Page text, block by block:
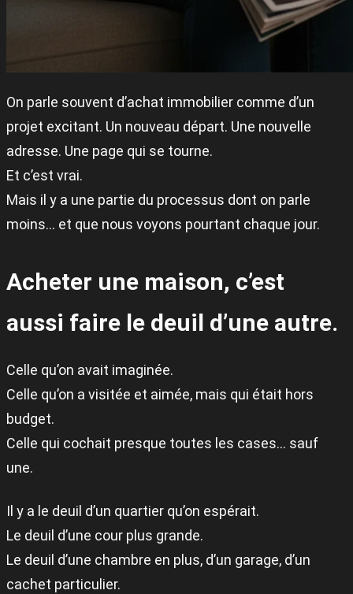
On parle souvent d’achat immobilier comme d’un
projet excitant. Un nouveau départ. Une nouvelle
adresse. Une page qui se tourne.
Et c’est vrai.
Mais il y a une partie du processus dont on parle
moins… et que nous voyons pourtant chaque jour.
Acheter une maison, c’est
aussi faire le deuil d’une autre.
Celle qu’on avait imaginée.
Celle qu’on a visitée et aimée, mais qui était hors
budget.
Celle qui cochait presque toutes les cases… sauf
une.
Il y a le deuil d’un quartier qu’on espérait.
Le deuil d’une cour plus grande.
Le deuil d’une chambre en plus, d’un garage, d’un
cachet particulier.